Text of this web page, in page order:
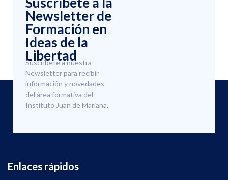
Newsletter de
Formación en
Ideas de la
Libertad
Suscríbete a nuestra
Newsletter para recibir
información y novedades
del área formativa del
Instituto Juan de Mariana.
Enlaces rápidos